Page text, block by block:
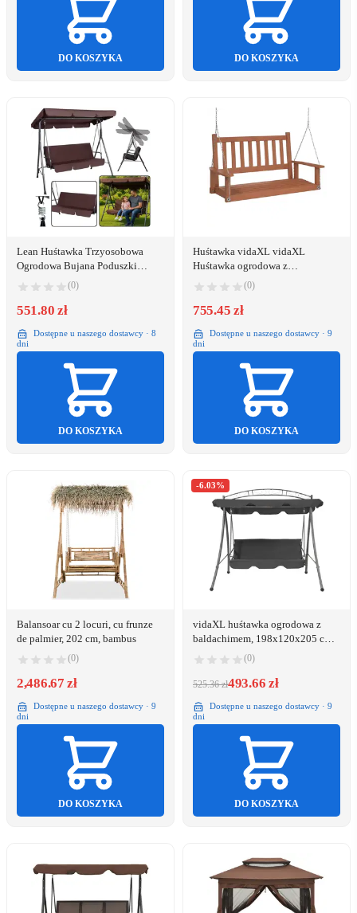
DO KOSZYKA DO KOSZYKA
Lean Huśtawka Trzyosobowa
Ogrodowa Bujana Poduszki
Materac Brązowa
(0)
551.80 zł
Dostępne u naszego dostawcy · 8
dni
DO KOSZYKA
Huśtawka vidaXL vidaXL
Huśtawka ogrodowa z
metalowymi łańcuchami,
brązowa, jodłowa
(0)
755.45 zł
Dostępne u naszego dostawcy · 9
dni
DO KOSZYKA
Balansoar cu 2 locuri, cu frunze
de palmier, 202 cm, bambus
(0)
2,486.67 zł
Dostępne u naszego dostawcy · 9
dni
DO KOSZYKA
-6.03%
vidaXL huśtawka ogrodowa z
baldachimem, 198x120x205 cm,
antracytowa (45074)
(0)
525.36 zł493.66 zł
Dostępne u naszego dostawcy · 9
dni
DO KOSZYKA